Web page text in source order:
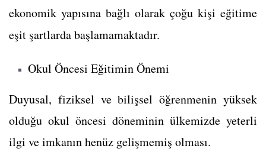
ekonomik yapısına bağlı olarak çoğu kişi eğitime
eşit şartlarda başlamamaktadır.
Okul Öncesi Eğitimin Önemi
Duyusal, fiziksel ve bilişsel öğrenmenin yüksek
olduğu okul öncesi döneminin ülkemizde yeterli
ilgi ve imkanın henüz gelişmemiş olması.